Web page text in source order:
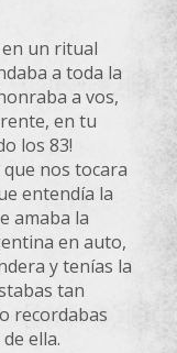
en un ritual
a toda la
a vos,
en tu
los 83!
nos tocara
entendía la
amaba la
en auto,
y tenías la
tan
recordabas
ella.